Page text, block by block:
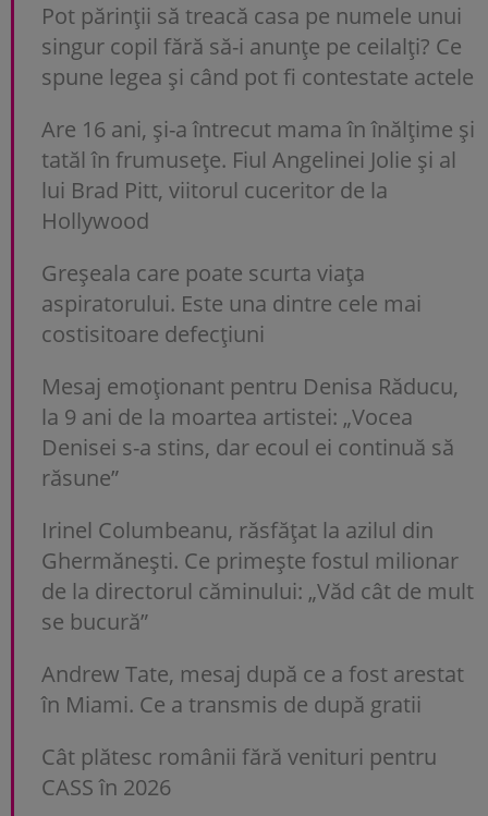
Pot părinții să treacă casa pe numele unui
singur copil fără să-i anunțe pe ceilalți? Ce
spune legea și când pot fi contestate actele
Are 16 ani, și-a întrecut mama în înălțime și
tatăl în frumusețe. Fiul Angelinei Jolie și al
lui Brad Pitt, viitorul cuceritor de la
Hollywood
Greșeala care poate scurta viața
aspiratorului. Este una dintre cele mai
costisitoare defecțiuni
Mesaj emoționant pentru Denisa Răducu,
la 9 ani de la moartea artistei: „Vocea
Denisei s-a stins, dar ecoul ei continuă să
răsune”
Irinel Columbeanu, răsfățat la azilul din
Ghermănești. Ce primește fostul milionar
de la directorul căminului: „Văd cât de mult
se bucură”
Andrew Tate, mesaj după ce a fost arestat
în Miami. Ce a transmis de după gratii
Cât plătesc românii fără venituri pentru
CASS în 2026